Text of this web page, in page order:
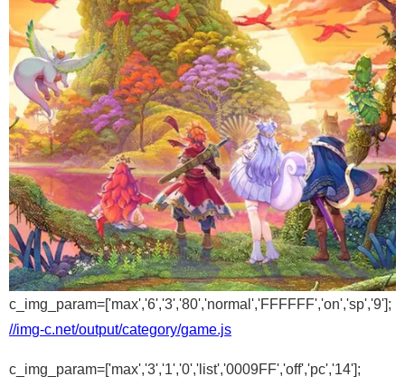
c_img_param=['max','6','3','80','normal','FFFFFF','on','sp','9'];
//img-c.net/output/category/game.js
c_img_param=['max','3','1','0','list','0009FF','off','pc','14'];